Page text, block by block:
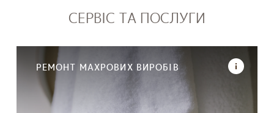
СЕРВІС ТА ПОСЛУГИ
РЕМОНТ МАХРОВИХ ВИРОБІВ